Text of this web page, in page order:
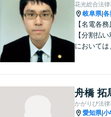
花光総合法
岐阜県|各
【名電各
【分割払
においては
ることを心
舟橋 拓
かがりび法
愛知県|小